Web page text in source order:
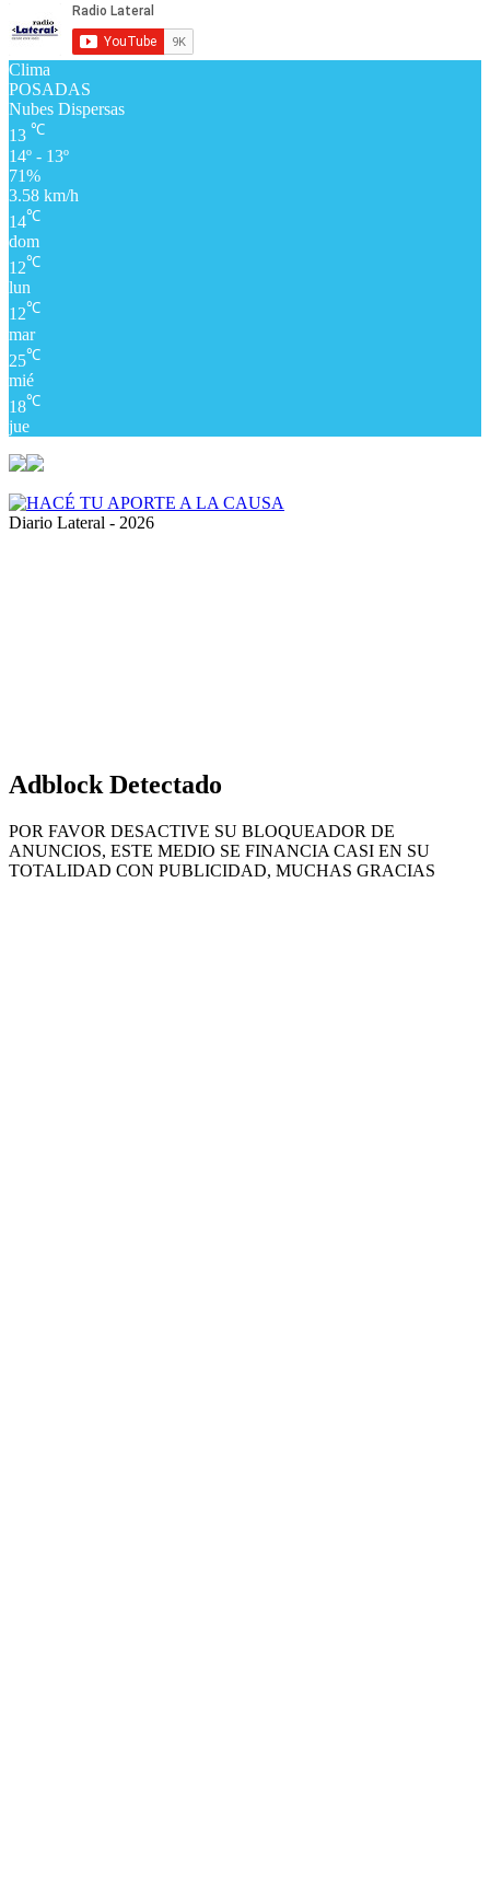
Clima
POSADAS
Nubes Dispersas
13 ℃
14º - 13º
71%
3.58 km/h
14℃
dom
12℃
lun
12℃
mar
25℃
mié
18℃
jue
Diario Lateral - 2026
Adblock Detectado
POR FAVOR DESACTIVE SU BLOQUEADOR DE
ANUNCIOS, ESTE MEDIO SE FINANCIA CASI EN SU
TOTALIDAD CON PUBLICIDAD, MUCHAS GRACIAS